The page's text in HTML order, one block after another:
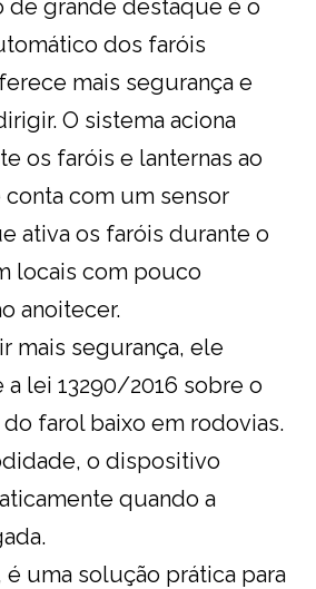
de grande destaque é o
dos faróis
mais segurança e
O sistema aciona
os faróis e lanternas ao
conta com um sensor
ativa os faróis durante o
locais com pouco
anoitecer.
mais segurança, ele
lei 13290/2016 sobre o
farol baixo em rodovias.
o dispositivo
quando a
é uma solução prática para